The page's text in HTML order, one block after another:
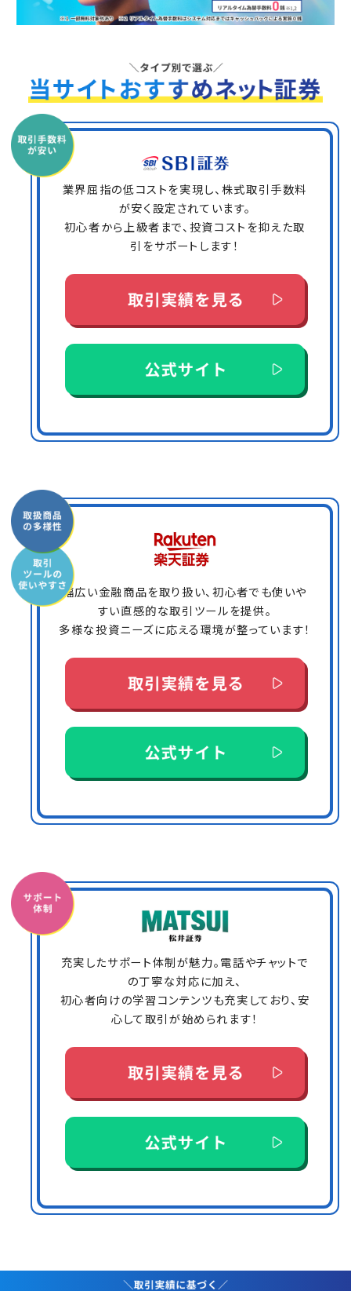
業界屈指の低コストを実現し、株式取引手数料
が安く設定されています。
初心者から上級者まで、投資コストを抑えた取
引をサポートします！
幅広い金融商品を取り扱い、初心者でも使いや
すい直感的な取引ツールを提供。
多様な投資ニーズに応える環境が整っています！
充実したサポート体制が魅力。電話やチャットで
の丁寧な対応に加え、
初心者向けの学習コンテンツも充実しており、安
心して取引が始められます！